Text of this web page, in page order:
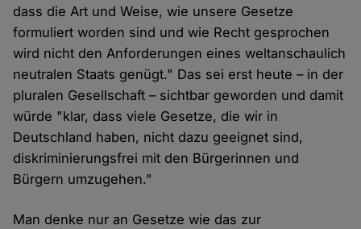
dass die Art und Weise, wie unsere Gesetze
formuliert worden sind und wie Recht gesprochen
wird nicht den Anforderungen eines weltanschaulich
neutralen Staats genügt." Das sei erst heute – in der
pluralen Gesellschaft – sichtbar geworden und damit
würde "klar, dass viele Gesetze, die wir in
Deutschland haben, nicht dazu geeignet sind,
diskriminierungsfrei mit den Bürgerinnen und
Bürgern umzugehen."
Man denke nur an Gesetze wie das zur